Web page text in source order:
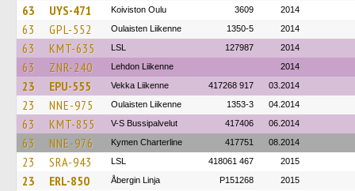
63 UYS-471 Koiviston Oulu 3609 2014
63 GPL-552 Oulaisten Liikenne 1350-5 2014
63 KMT-635 LSL 127987 2014
63 ZNR-240 Lehdon Liikenne 2014
23 EPU-555 Vekka Liikenne 417268 917 03.2014
23 NNE-975 Oulaisten Liikenne 1353-3 04.2014
63 KMT-855 V-S Bussipalvelut 417406 06.2014
63 NNE-976 Kymen Charterline 417751 08.2014
23 SRA-943 LSL 418061 467 2015
23 ERL-850 Åbergin Linja P151268 2015